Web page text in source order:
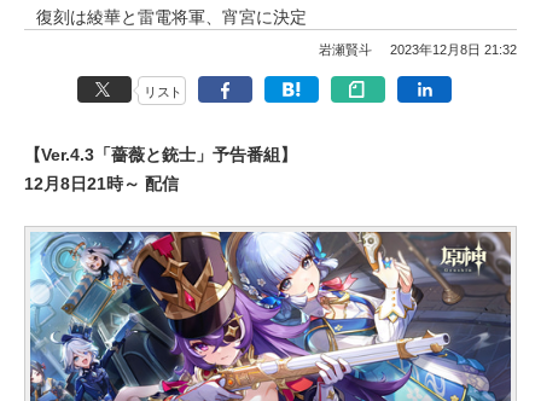
復刻は綾華と雷電将軍、宵宮に決定
岩瀬賢斗 2023年12月8日 21:32
リスト
【Ver.4.3「薔薇と銃士」予告番組】
12月8日21時～ 配信